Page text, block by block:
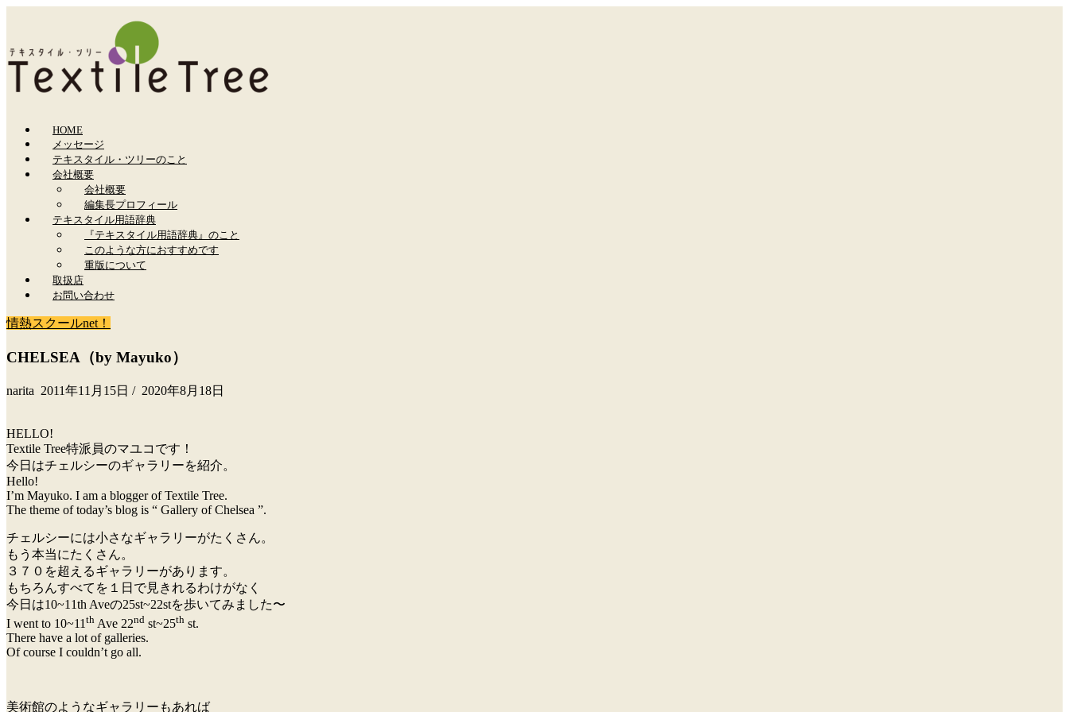
HOME
メッセージ
テキスタイル・ツリーのこと
会社概要
会社概要
編集長プロフィール
テキスタイル用語辞典
『テキスタイル用語辞典』のこと
このような方におすすめです
重版について
取扱店
お問い合わせ
情熱スクールnet！
CHELSEA（by Mayuko）
narita 2011年11月15日 / 2020年8月18日
HELLO!
Textile Tree特派員のマユコです！
今日はチェルシーのギャラリーを紹介。
Hello!
I’m Mayuko. I am a blogger of Textile Tree.
The theme of today’s blog is “ Gallery of Chelsea ”.
チェルシーには小さなギャラリーがたくさん。
もう本当にたくさん。
３７０を超えるギャラリーがあります。
もちろんすべてを１日で見きれるわけがなく
今日は10~11th Aveの25st~22stを歩いてみました〜
I went to 10~11 th Ave 22nd st~25th st.
There have a lot of galleries.
Of course I couldn’t go all.
美術館のようなギャラリーもあれば